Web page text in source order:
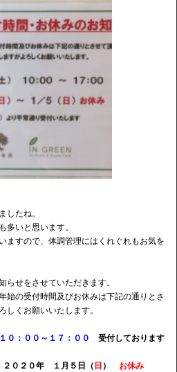
したね。
多いと思います。
ますので、体調管理にはくれぐれもお気を
らせをさせていただきます。
始の受付時間及びお休みは下記の通りとさ
しくお願いいたします。
０：００～１７：００ 受付しております
２０２０年 １月５日（ 日 ） お休み